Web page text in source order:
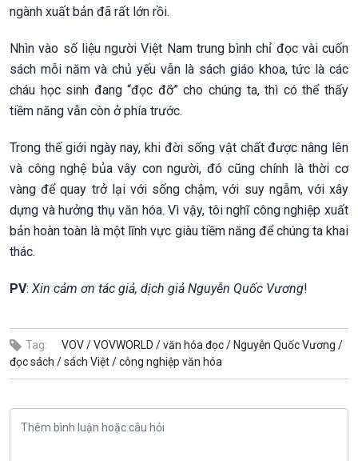
ngành xuất bản đã rất lớn rồi.
Nhìn vào số liệu người Việt Nam trung bình chỉ đọc vài cuốn
sách mỗi năm và chủ yếu vẫn là sách giáo khoa, tức là các
cháu học sinh đang “đọc đỡ” cho chúng ta, thì có thể thấy
tiềm năng vẫn còn ở phía trước.
Trong thế giới ngày nay, khi đời sống vật chất được nâng lên
và công nghệ bủa vây con người, đó cũng chính là thời cơ
vàng để quay trở lại với sống chậm, với suy ngẫm, với xây
dựng và hưởng thụ văn hóa. Vì vậy, tôi nghĩ công nghiệp xuất
bản hoàn toàn là một lĩnh vực giàu tiềm năng để chúng ta khai
thác.
PV: Xin cảm ơn tác giả, dịch giả Nguyễn Quốc Vương!
Tag: VOV /VOVWORLD /văn hóa đọc / Nguyễn Quốc Vương /
đọc sách /sách Việt /công nghiệp văn hóa